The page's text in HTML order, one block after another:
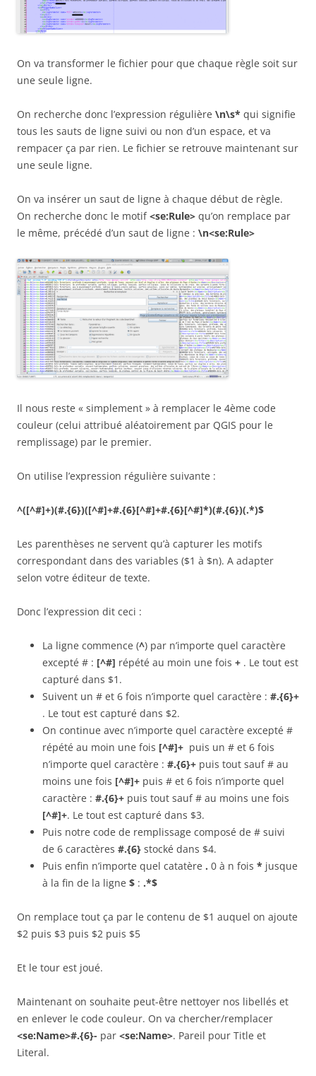
On va transformer le fichier pour que chaque règle soit sur
une seule ligne.
On recherche donc l’expression régulière \n\s* qui signifie
tous les sauts de ligne suivi ou non d’un espace, et va
rempacer ça par rien. Le fichier se retrouve maintenant sur
une seule ligne.
On va insérer un saut de ligne à chaque début de règle.
On recherche donc le motif<se:Rule> qu’on remplace par
le même, précédé d’un saut de ligne : \n<se:Rule>
Il nous reste « simplement » à remplacer le 4ème code
couleur (celui attribué aléatoirement par QGIS pour le
remplissage) par le premier.
On utilise l’expression régulière suivante :
^([^#]+)(#.{6})([^#]+#.{6}[^#]+#.{6}[^#]*)(#.{6})(.*)$
Les parenthèses ne servent qu’à capturer les motifs
correspondant dans des variables ($1 à $n). A adapter
selon votre éditeur de texte.
Donc l’expression dit ceci :
La ligne commence (^) par n’importe quel caractère
excepté # : [^#] répété au moin une fois + . Le tout est
capturé dans $1.
Suivent un # et 6 fois n’importe quel caractère : #.{6}+
. Le tout est capturé dans $2.
On continue avec n’importe quel caractère excepté #
répété au moin une fois [^#]+ puis un # et 6 fois
n’importe quel caractère : #.{6}+ puis tout sauf # au
moins une fois [^#]+ puis # et 6 fois n’importe quel
caractère : #.{6}+ puis tout sauf # au moins une fois
[^#]+. Le tout est capturé dans $3.
Puis notre code de remplissage composé de # suivi
de 6 caractères #.{6} stocké dans $4.
Puis enfin n’importe quel catatère . 0 à n fois * jusque
à la fin de la ligne $ : .*$
On remplace tout ça par le contenu de $1 auquel on ajoute
$2 puis $3 puis $2 puis $5
Et le tour est joué.
Maintenant on souhaite peut-être nettoyer nos libellés et
en enlever le code couleur. On va chercher/remplacer
<se:Name>#.{6}- par <se:Name>. Pareil pour Title et
Literal.